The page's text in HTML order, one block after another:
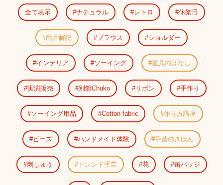
全て表示 ナチュラル レトロ 休業日
商品解説 ブラウス ショルダー
インテリア ソーイング 道具のはなし
実演販売 別館Chuko リボン 手作り
ソーイング用品 Cotton fabric 作り方講座
ビーズ ハンドメイド体験 手芸のきほん
刺しゅう トレンド手芸 花 缶バッジ